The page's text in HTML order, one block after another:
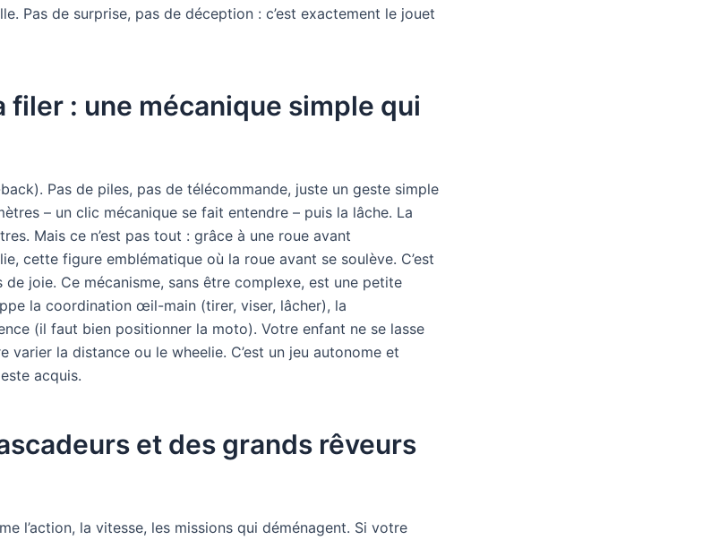
Pas de surprise, pas de déception : c’est exactement le jouet
: une mécanique simple qui
Pas de piles, pas de télécommande, juste un geste simple
– un clic mécanique se fait entendre – puis la lâche. La
Mais ce n’est pas tout : grâce à une roue avant
cette figure emblématique où la roue avant se soulève. C’est
joie. Ce mécanisme, sans être complexe, est une petite
la coordination œil-main (tirer, viser, lâcher), la
(il faut bien positionner la moto). Votre enfant ne se lasse
la distance ou le wheelie. C’est un jeu autonome et
acquis.
et des grands rêveurs
l’action, la vitesse, les missions qui déménagent. Si votre